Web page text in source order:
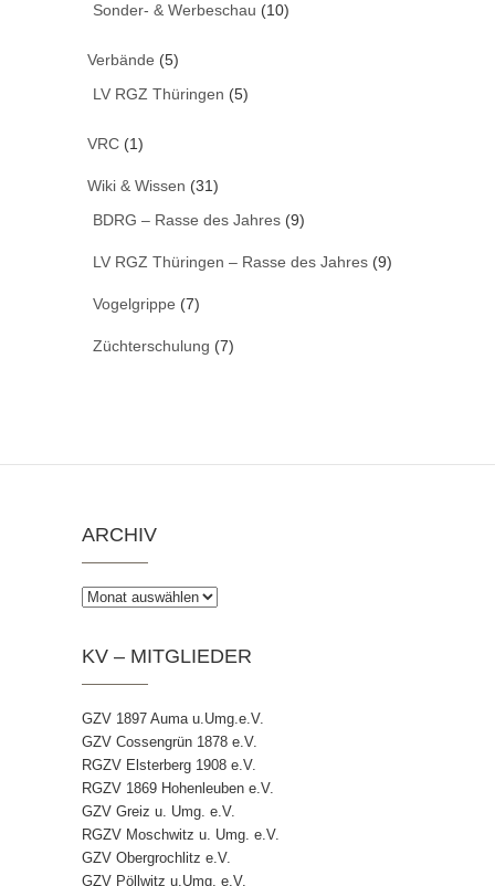
Sonder- & Werbeschau (10)
Verbände (5)
LV RGZ Thüringen (5)
VRC (1)
Wiki & Wissen (31)
BDRG – Rasse des Jahres (9)
LV RGZ Thüringen – Rasse des Jahres (9)
Vogelgrippe (7)
Züchterschulung (7)
ARCHIV
Archiv
KV – MITGLIEDER
GZV 1897 Auma u.Umg.e.V.
GZV Cossengrün 1878 e.V.
RGZV Elsterberg 1908 e.V.
RGZV 1869 Hohenleuben e.V.
GZV Greiz u. Umg. e.V.
RGZV Moschwitz u. Umg. e.V.
GZV Obergrochlitz e.V.
GZV Pöllwitz u.Umg. e.V.